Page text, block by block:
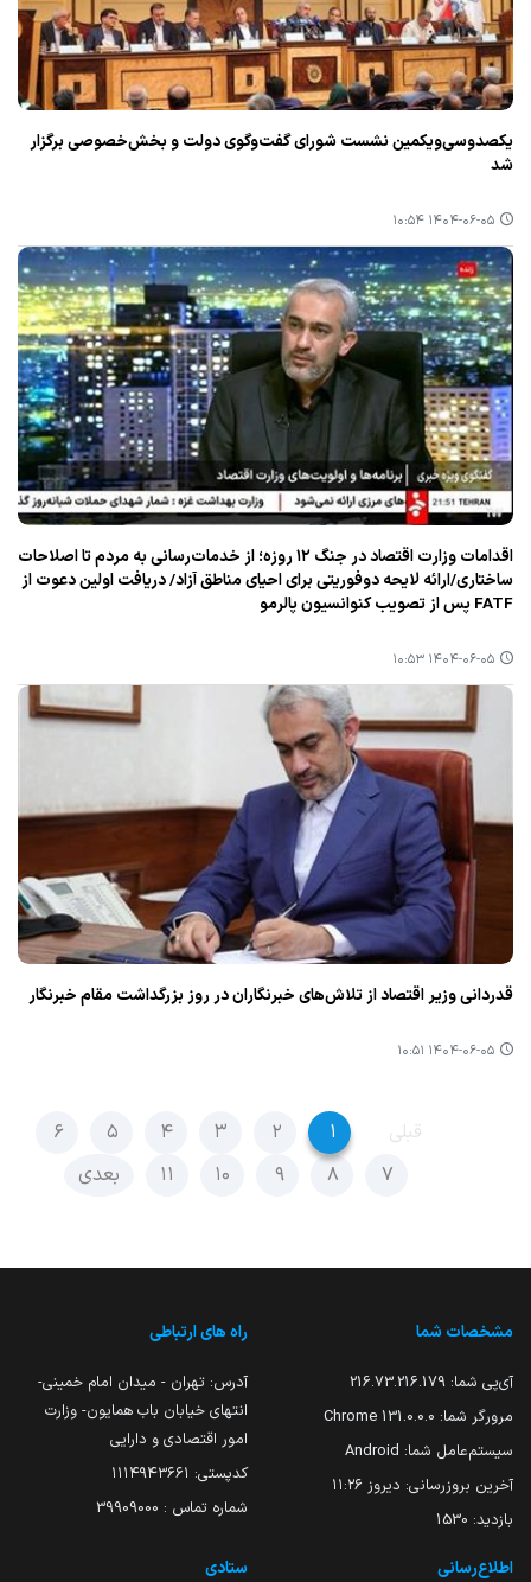
یكصدوسی‌ویكمین نشست شورای گفت‌وگوی دولت و بخش‌خصوصی برگزار
شد
۱۴۰۴-۰۶-۰۵ ۱۰:۵۴
اقدامات وزارت اقتصاد در جنگ ۱۲ روزه؛ از خدمات‌رسانی به مردم تا اصلاحات
ساختاری/ارائه لایحه دوفوریتی برای احیای مناطق آزاد/ دریافت اولین دعوت از
FATF پس از تصویب كنوانسیون پالرمو
۱۴۰۴-۰۶-۰۵ ۱۰:۵۳
قدردانی وزیر اقتصاد از تلاش‌های خبرنگاران در روز بزرگداشت مقام خبرنگار
۱۴۰۴-۰۶-۰۵ ۱۰:۵۱
قبلی ۱ ۲ ۳ ۴ ۵
۶
۷
۸ ۹ ۱۰ ۱۱ بعدی
مشخصات شما
آی‌پی شما: 216.73.216.179
مرورگر شما: 131.0.0.0 Chrome
سیستم‌عامل شما: Android
آخرین بروزرسانی: دیروز ۱۱:۲۶
بازدید: 1530
راه های ارتباطی
آدرس: تهران - میدان امام خمینی-
انتهای خیابان باب همایون- وزارت
امور اقتصادی و دارایی
کدپستی: ۱۱۱۴۹۴۳۶۶۱
شماره تماس : 39909000
اطلاع‌رسانی ستادی